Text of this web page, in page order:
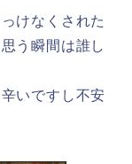
けなくされた
う瞬間は誰し
いですし不安